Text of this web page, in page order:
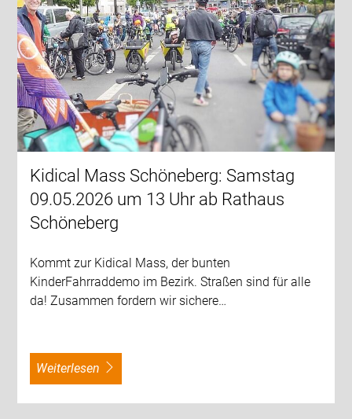
Kidical Mass Schöneberg: Samstag
09.05.2026 um 13 Uhr ab Rathaus
Schöneberg
Kommt zur Kidical Mass, der bunten
KinderFahrraddemo im Bezirk. Straßen sind für alle
da! Zusammen fordern wir sichere…
weiterlesen